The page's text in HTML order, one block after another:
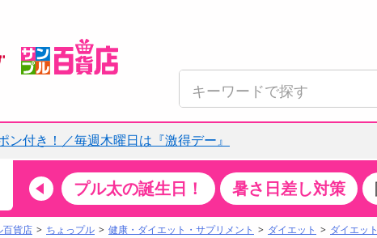
ン付き！／毎週木曜日は『激得デー』
カテゴリ すべて見る 特設コ
特集一覧
食品 プル太の誕生日！ 暑さ日差し対策
百貨店 ちょっプル 健康・ダイエット・サプリメント ダイエット ダイエッ